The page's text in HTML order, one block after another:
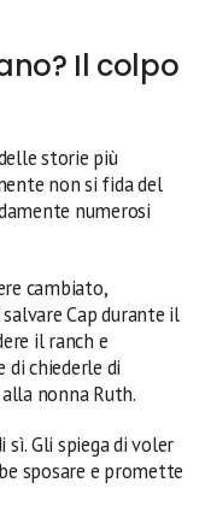
Il colpo
storie più
non si fida del
numerosi
cambiato,
Cap durante il
il ranch e
di chiederle di
nonna Ruth.
Gli spiega di voler
sposare e promette